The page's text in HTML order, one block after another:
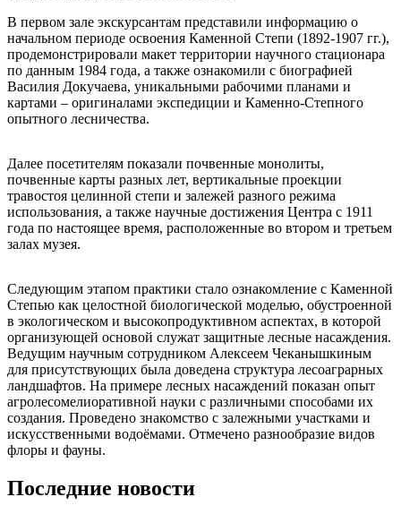
В первом зале экскурсантам представили информацию о
начальном периоде освоения Каменной Степи (1892-1907 гг.),
продемонстрировали макет территории научного стационара
по данным 1984 года, а также ознакомили с биографией
Василия Докучаева, уникальными рабочими планами и
картами – оригиналами экспедиции и Каменно-Степного
опытного лесничества.
Далее посетителям показали почвенные монолиты,
почвенные карты разных лет, вертикальные проекции
травостоя целинной степи и залежей разного режима
использования, а также научные достижения Центра с 1911
года по настоящее время, расположенные во втором и третьем
залах музея.
Следующим этапом практики стало ознакомление с Каменной
Степью как целостной биологической моделью, обустроенной
в экологическом и высокопродуктивном аспектах, в которой
организующей основой служат защитные лесные насаждения.
Ведущим научным сотрудником Алексеем Чеканышкиным
для присутствующих была доведена структура лесоаграрных
ландшафтов. На примере лесных насаждений показан опыт
агролесомелиоративной науки с различными способами их
создания. Проведено знакомство с залежными участками и
искусственными водоёмами. Отмечено разнообразие видов
флоры и фауны.
Последние новости